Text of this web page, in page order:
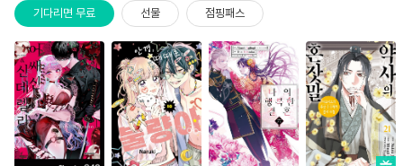
기다리면 무료 선물 점핑패스